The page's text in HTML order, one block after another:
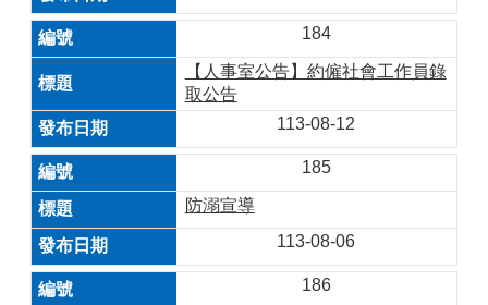
184
【人事室公告】約僱社會工作員錄
取公告
113-08-12
185
防溺宣導
113-08-06
186